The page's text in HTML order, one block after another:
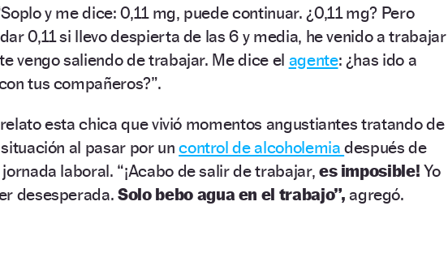
y me dice: 0,11 mg, puede continuar. ¿0,11 mg? Pero
0,11 si llevo despierta de las 6 y media, he venido a trabajar
vengo saliendo de trabajar. Me dice el agente: ¿has ido a
tus compañeros?”.
esta chica que vivió momentos angustiantes tratando de
al pasar por uncontrol de alcoholemiadespués de
laboral. “¡Acabo de salir de trabajar, es imposible! Yo
desesperada. Solo bebo agua en el trabajo”, agregó.